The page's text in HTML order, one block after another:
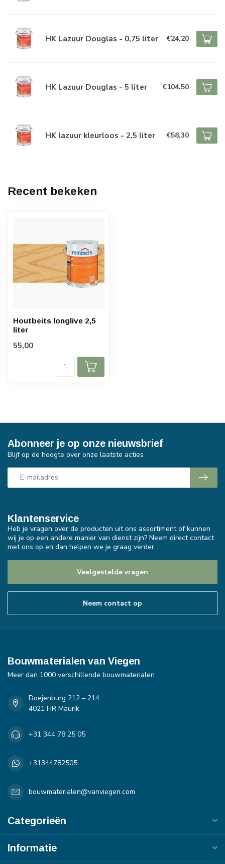
HK Lazuur Douglas - 0,75 liter €24,20
HK Lazuur Douglas - 5 liter €104,50
HK lazuur kleurloos - 2,5 liter €58,30
Recent bekeken
Houtbeits longlive 2,5
liter
55,00
Klantenservice
Heb je vragen over de producten uit ons assortiment of kunnen
wij je op een andere manier van dienst zijn? Neem direct contact
met ons op en dan helpen we je graag verder.
Veelgestelde vragen
Neem contact op
Abonneer je op onze nieuwsbrief
Blijf op de hoogte over onze laatste acties
Bouwmaterialen van Viegen
Meer dan 1000 verschillende bouwmaterialen
Doejenburg 212 – 214
4021 HR Maurik
+31 344 78 25 05
+31344782505
bouwmaterialen@vanviegen.com
Categorieën
Informatie